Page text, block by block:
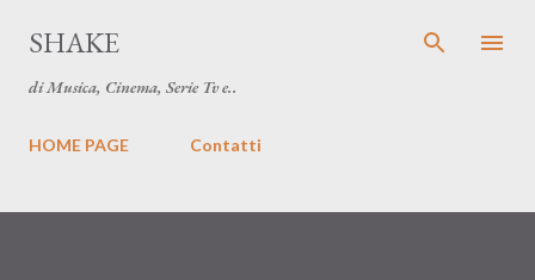
SHAKE
di Musica, Cinema, Serie Tv e..
HOME PAGE Contatti